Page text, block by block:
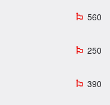
emoji_flags 560
emoji_flags 250
emoji_flags 390